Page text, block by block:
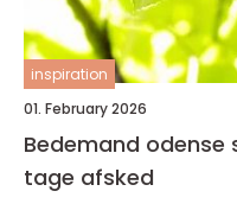
inspiration
01. February 2026
Bedemand odense sådan får du ro til at
tage afsked